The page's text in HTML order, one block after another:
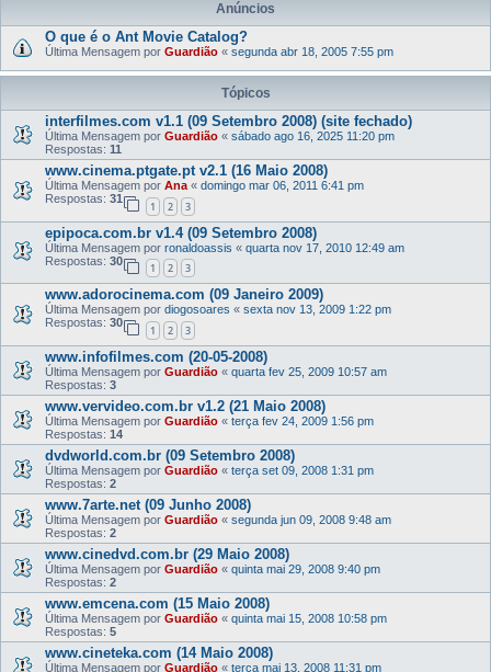
Anúncios
O que é o Ant Movie Catalog?
Última Mensagem por Guardião « segunda abr 18, 2005 7:55 pm
Tópicos
interfilmes.com v1.1 (09 Setembro 2008) (site fechado)
Última Mensagem por Guardião « sábado ago 16, 2025 11:20 pm
Respostas: 11
www.cinema.ptgate.pt v2.1 (16 Maio 2008)
Última Mensagem por Ana « domingo mar 06, 2011 6:41 pm
Respostas: 31
1 2 3
epipoca.com.br v1.4 (09 Setembro 2008)
Última Mensagem por ronaldoassis « quarta nov 17, 2010 12:49 am
Respostas: 30
1 2 3
www.adorocinema.com (09 Janeiro 2009)
Última Mensagem por diogosoares « sexta nov 13, 2009 1:22 pm
Respostas: 30
1 2 3
www.infofilmes.com (20-05-2008)
Última Mensagem por Guardião « quarta fev 25, 2009 10:57 am
Respostas: 3
www.vervideo.com.br v1.2 (21 Maio 2008)
Última Mensagem por Guardião « terça fev 24, 2009 1:56 pm
Respostas: 14
dvdworld.com.br (09 Setembro 2008)
Última Mensagem por Guardião « terça set 09, 2008 1:31 pm
Respostas: 2
www.7arte.net (09 Junho 2008)
Última Mensagem por Guardião « segunda jun 09, 2008 9:48 am
Respostas: 2
www.cinedvd.com.br (29 Maio 2008)
Última Mensagem por Guardião « quinta mai 29, 2008 9:40 pm
Respostas: 2
www.emcena.com (15 Maio 2008)
Última Mensagem por Guardião « quinta mai 15, 2008 10:58 pm
Respostas: 5
www.cineteka.com (14 Maio 2008)
Última Mensagem por Guardião « terça mai 13, 2008 11:31 pm